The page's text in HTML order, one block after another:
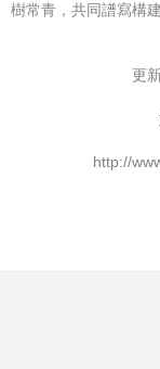
樹常青，共同譜寫構
更
http://